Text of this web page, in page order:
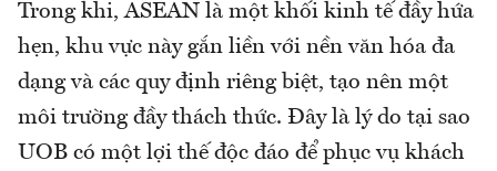
Trong khi, ASEAN là một khối kinh tế đầy hứa
hẹn, khu vực này gắn liền với nền văn hóa đa
dạng và các quy định riêng biệt, tạo nên một
môi trường đầy thách thức. Đây là lý do tại sao
UOB có một lợi thế độc đáo để phục vụ khách